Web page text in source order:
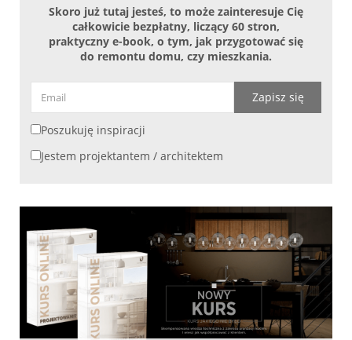
Skoro już tutaj jesteś, to może zainteresuje Cię
całkowicie bezpłatny, liczący 60 stron,
praktyczny e-book, o tym, jak przygotować się
do remontu domu, czy mieszkania.
Zapisz się
Poszukuję inspiracji
Jestem projektantem / architektem